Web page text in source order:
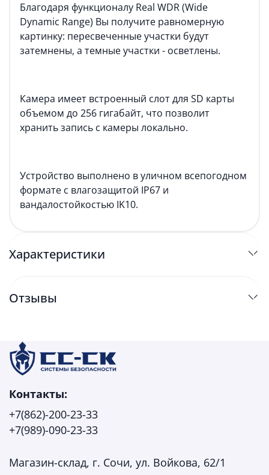
Благодаря функционалу Real WDR (Wide
Dynamic Range) Вы получите равномерную
картинку: пересвеченные участки будут
затемнены, а темные участки - осветлены.
Камера имеет встроенный слот для SD карты
объемом до 256 гигабайт, что позволит
хранить запись с камеры локально.
Устройство выполнено в уличном всепогодном
формате с влагозащитой IP67 и
вандалостойкостью IK10.
Характеристики
Отзывы
Контакты:
+7(862)-200-23-33
+7(989)-090-23-33
Магазин-склад, г. Сочи, ул. Войкова, 62/1